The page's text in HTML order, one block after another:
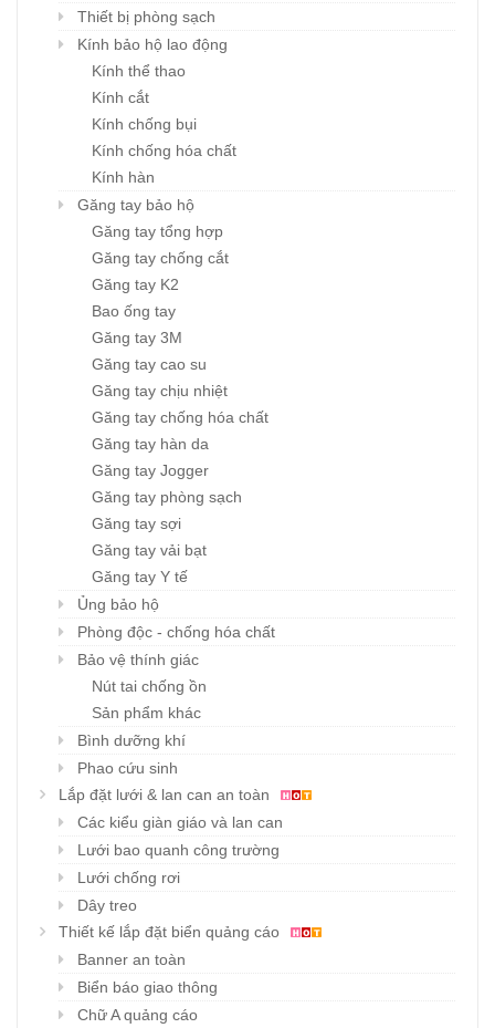
Thiết bị phòng sạch
Kính bảo hộ lao động
Kính thể thao
Kính cắt
Kính chống bụi
Kính chống hóa chất
Kính hàn
Găng tay bảo hộ
Găng tay tổng hợp
Găng tay chống cắt
Găng tay K2
Bao ống tay
Găng tay 3M
Găng tay cao su
Găng tay chịu nhiệt
Găng tay chống hóa chất
Găng tay hàn da
Găng tay Jogger
Găng tay phòng sạch
Găng tay sợi
Găng tay vải bạt
Găng tay Y tế
Ủng bảo hộ
Phòng độc - chống hóa chất
Bảo vệ thính giác
Nút tai chống ồn
Sản phẩm khác
Bình dưỡng khí
Phao cứu sinh
Lắp đặt lưới & lan can an toàn
Các kiểu giàn giáo và lan can
Lưới bao quanh công trường
Lưới chống rơi
Dây treo
Thiết kế lắp đặt biển quảng cáo
Banner an toàn
Biển báo giao thông
Chữ A quảng cáo